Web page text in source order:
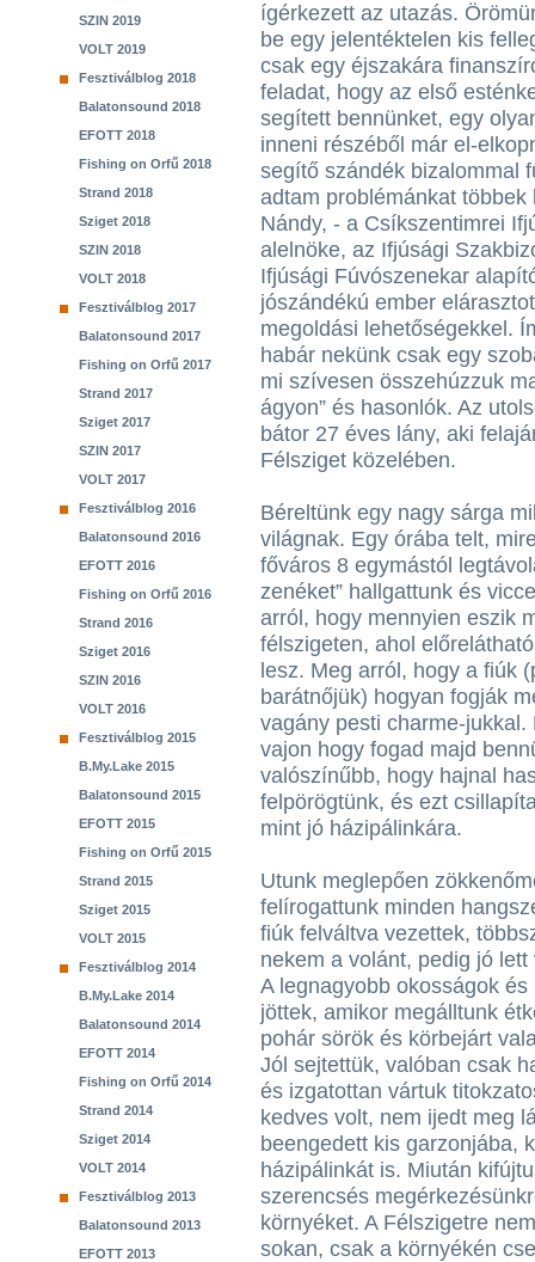
SZIN 2019
VOLT 2019
Fesztiválblog 2018
Balatonsound 2018
EFOTT 2018
Fishing on Orfű 2018
Strand 2018
Sziget 2018
SZIN 2018
VOLT 2018
Fesztiválblog 2017
Balatonsound 2017
Fishing on Orfű 2017
Strand 2017
Sziget 2017
SZIN 2017
VOLT 2017
Fesztiválblog 2016
Balatonsound 2016
EFOTT 2016
Fishing on Orfű 2016
Strand 2016
Sziget 2016
SZIN 2016
VOLT 2016
Fesztiválblog 2015
B.My.Lake 2015
Balatonsound 2015
EFOTT 2015
Fishing on Orfű 2015
Strand 2015
Sziget 2015
VOLT 2015
Fesztiválblog 2014
B.My.Lake 2014
Balatonsound 2014
EFOTT 2014
Fishing on Orfű 2014
Strand 2014
Sziget 2014
VOLT 2014
Fesztiválblog 2013
Balatonsound 2013
EFOTT 2013
ígérkezett az utazás.
be egy jelentéktelen kis
csak egy éjszakára
feladat, hogy az első
segített bennünket, egy
inneni részéből már el-
segítő szándék bizalommal
adtam problémánkat
Nándy, - a Csíkszentimrei
alelnöke, az Ifjúsági
Ifjúsági Fúvószenekar
jószándékú ember
megoldási lehetőségekkel.
habár nekünk csak egy
mi szívesen összehúzzuk
ágyon” és hasonlók. Az
bátor 27 éves lány, aki
Félsziget közelében.
Béreltünk egy nagy sárga
világnak. Egy órába telt,
főváros 8 egymástól
zenéket” hallgattunk és
arról, hogy mennyien eszik
félszigeten, ahol
lesz. Meg arról, hogy a fiúk
barátnőjük) hogyan fogják
vagány pesti charme-
vajon hogy fogad majd
valószínűbb, hogy hajnal
felpörögtünk, és ezt
mint jó házipálinkára.
Utunk meglepően
felírogattunk minden
fiúk felváltva vezettek,
nekem a volánt, pedig jó
A legnagyobb okosságok
jöttek, amikor megálltunk
pohár sörök és körbejárt
Jól sejtettük, valóban csak
és izgatottan vártuk
kedves volt, nem ijedt meg
beengedett kis garzonjába,
házipálinkát is. Miután
szerencsés
környéket. A Félszigetre
sokan, csak a környékén